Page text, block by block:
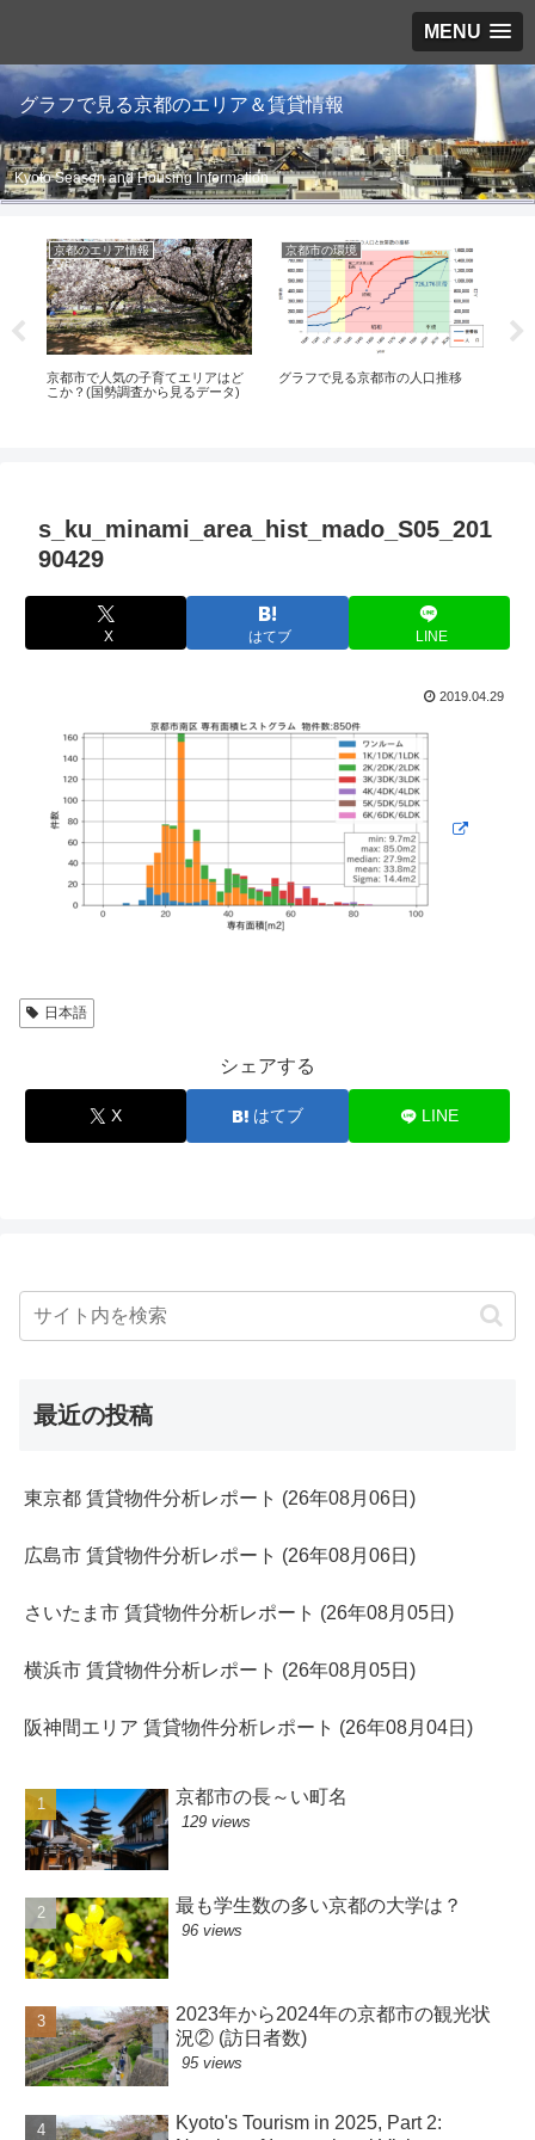
MENU
グラフで見る京都のエリア＆賃貸情報
Kyoto Season and Housing Information
京都のエリア情報
京都市で人気の子育てエリアはど
こか？(国勢調査から見るデータ)
京都市の環境
グラフで見る京都市の人口推移
s_ku_minami_area_hist_mado_S05_201
90429
X はてブ LINE
2019.04.29
日本語
シェアする
X はてブ LINE
最近の投稿
東京都 賃貸物件分析レポート (26年08月06日)
広島市 賃貸物件分析レポート (26年08月06日)
さいたま市 賃貸物件分析レポート (26年08月05日)
横浜市 賃貸物件分析レポート (26年08月05日)
阪神間エリア 賃貸物件分析レポート (26年08月04日)
京都市の長～い町名
129 views
最も学生数の多い京都の大学は？
96 views
2023年から2024年の京都市の観光状
況② (訪日者数)
95 views
Kyoto's Tourism in 2025, Part 2: